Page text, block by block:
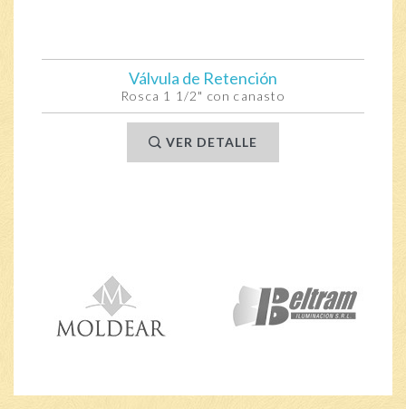
Válvula de Retención
Rosca 1 1/2" con canasto
VER DETALLE